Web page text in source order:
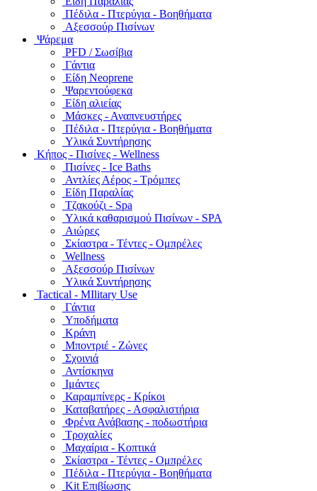
Πέδιλα - Πτερύγια - Βοηθήματα
Αξεσσούρ Πισίνων
Ψάρεμα
PFD / Σωσίβια
Γάντια
Είδη Neoprene
Ψαρεντούφεκα
Είδη αλιείας
Μάσκες - Αναπνευστήρες
Πέδιλα - Πτερύγια - Βοηθήματα
Υλικά Συντήρησης
Κήπος - Πισίνες - Wellness
Πισίνες - Ice Baths
Αντλίες Αέρος - Τρόμπες
Είδη Παραλίας
Τζακούζι - Spa
Υλικά καθαρισμού Πισίνων - SPA
Αιώρες
Σκίαστρα - Τέντες - Ομπρέλες
Wellness
Αξεσσούρ Πισίνων
Υλικά Συντήρησης
Tactical - MIlitary Use
Γάντια
Υποδήματα
Κράνη
Μποντριέ - Ζώνες
Σχοινιά
Αντίσκηνα
Ιμάντες
Καραμπίνερς - Κρίκοι
Καταβατήρες - Ασφαλιστήρια
Φρένα Ανάβασης - ποδωστήρια
Τροχαλίες
Μαχαίρια - Κοπτικά
Σκίαστρα - Τέντες - Ομπρέλες
Πέδιλα - Πτερύγια - Βοηθήματα
Kit Επιβίωσης